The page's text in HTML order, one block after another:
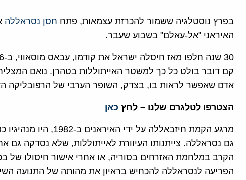
בפרץ נוסטלגיה ששמור להכרזת עצמאות, פתח חסן נסראללה
האיראני "אל-עאלם" בשבוע שעבר.
קם דובר בולט כל כך למשטר האייתוללות בטהרן. נואם
אדם שאפשר לראות בו, בצדק, השופר הערבי של הרפובליקה
הצטרפו לטלגרם שלנו – לחץ כאן
מרגע הקמת חיזבאללה על
גם נסראללה. צייתנותו העיוורת לאייתוללות, שלא נסדקה גם
הקרב במלחמת האזרחים בסוריה, או אחרי אישור חיסולו של
הפריעה לנסראללה להכחיש בראיון את מהותה של התנועה